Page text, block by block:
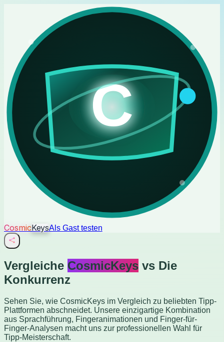
CosmicKeysAls Gast testen
Vergleiche CosmicKeys vs Die
Konkurrenz
Sehen Sie, wie CosmicKeys im Vergleich zu beliebten Tipp-
Plattformen abschneidet. Unsere einzigartige Kombination
aus Sprachführung, Fingeranimationen und Finger-für-
Finger-Analysen macht uns zur professionellen Wahl für
Tipp-Meisterschaft.